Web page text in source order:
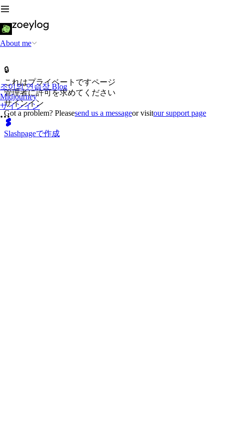
About me
조이의 연습장 Blog
Midjourney
サインイン
🔒
これはプライベートですページ
管理者に許可を求めてください
サインイン
Got a problem? Pleasesend us a messageor visitour support page
Slashpageで作成